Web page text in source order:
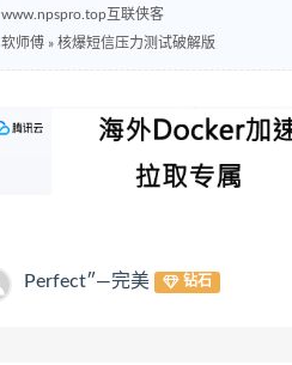
www.npspro.top互联侠客
软师傅 » 核爆短信压力测试破解版
Perfect″—完美 钻石